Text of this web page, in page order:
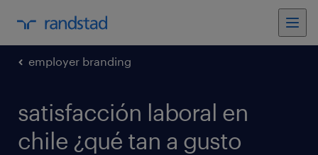
employer branding
satisfacción laboral en
chile ¿qué tan a gusto